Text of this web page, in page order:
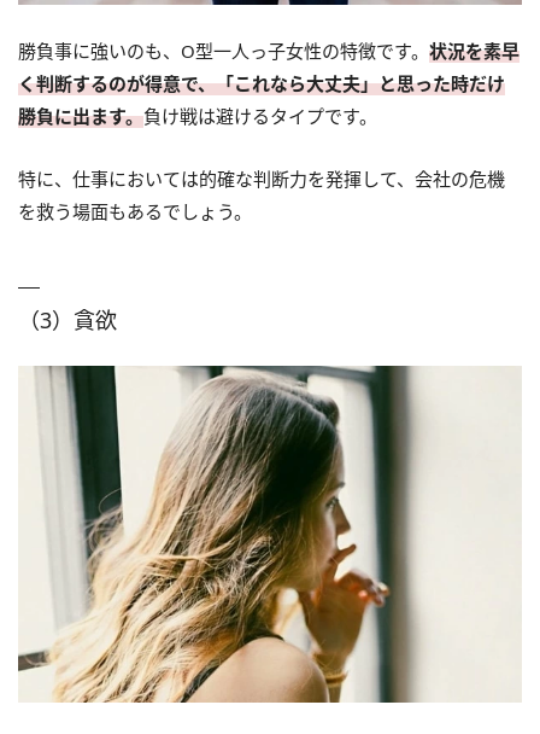
勝負事に強いのも、O型一人っ子女性の特徴です。 状況を素早
く判断するのが得意で、「これなら大丈夫」と思った時だけ
勝負に出ます。負け戦は避けるタイプです。
特に、仕事においては的確な判断力を発揮して、会社の危機
を救う場面もあるでしょう。
（3）貪欲